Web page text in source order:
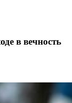
в вечность